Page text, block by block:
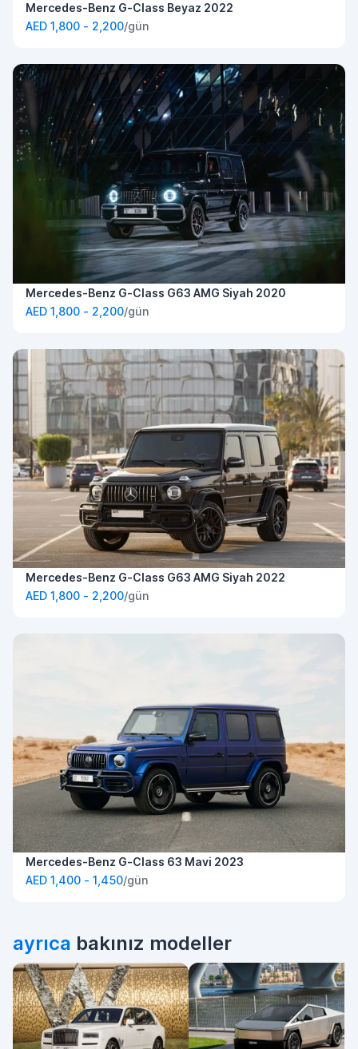
Mercedes-Benz G-Class Beyaz 2022
AED 1,800 - 2,200/gün
Mercedes-Benz G-Class G63 AMG Siyah 2020
AED 1,800 - 2,200/gün
Mercedes-Benz G-Class G63 AMG Siyah 2022
AED 1,800 - 2,200/gün
Mercedes-Benz G-Class 63 Mavi 2023
AED 1,400 - 1,450/gün
ayrıca bakınız modeller